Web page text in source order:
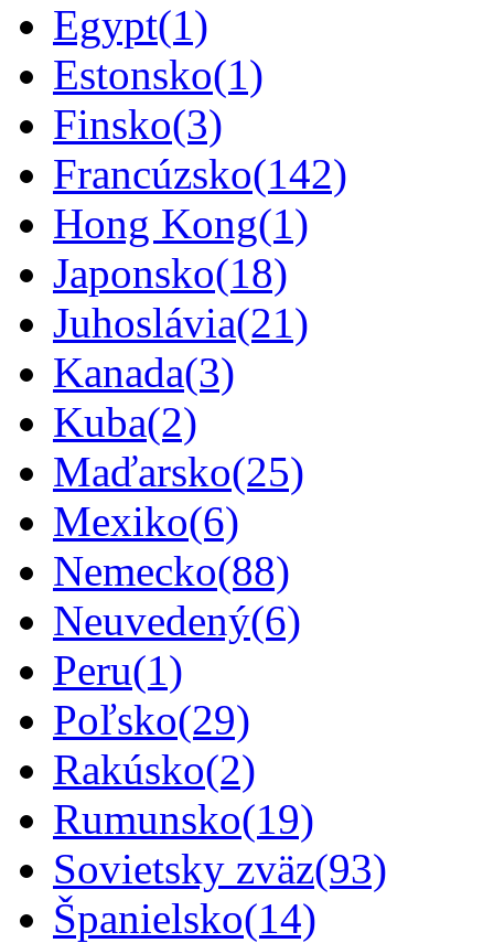
Egypt(1)
Estonsko(1)
Finsko(3)
Francúzsko(142)
Hong Kong(1)
Japonsko(18)
Juhoslávia(21)
Kanada(3)
Kuba(2)
Maďarsko(25)
Mexiko(6)
Nemecko(88)
Neuvedený(6)
Peru(1)
Poľsko(29)
Rakúsko(2)
Rumunsko(19)
Sovietsky zväz(93)
Španielsko(14)